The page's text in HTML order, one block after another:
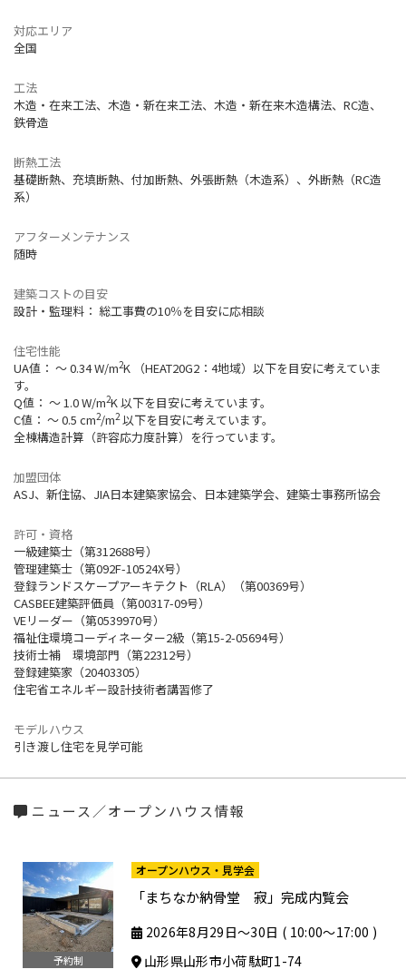
対応エリア
全国
工法
木造・在来工法、木造・新在来工法、木造・新在来木造構法、RC造、
鉄骨造
断熱工法
基礎断熱、充填断熱、付加断熱、外張断熱（木造系）、外断熱（RC造
系）
アフターメンテナンス
随時
建築コストの目安
設計・監理料： 総工事費の10％を目安に応相談
住宅性能
UA値： 〜 0.34 W/m2K （HEAT20G2：4地域）以下を目安に考えていま
す。
Q値： 〜 1.0 W/m2K 以下を目安に考えています。
C値： 〜 0.5 cm2/m2以下を目安に考えています。
全棟構造計算（許容応力度計算）を行っています。
加盟団体
ASJ、新住協、JIA日本建築家協会、日本建築学会、建築士事務所協会
許可・資格
一級建築士（第312688号）
管理建築士（第092F-10524X号）
登録ランドスケープアーキテクト（RLA）（第00369号）
CASBEE建築評価員（第00317-09号）
VEリーダー（第0539970号）
福祉住環境コーディネーター2級（第15-2-05694号）
技術士補 環境部門（第22312号）
登録建築家（20403305）
住宅省エネルギー設計技術者講習修了
モデルハウス
引き渡し住宅を見学可能
ニュース／オープンハウス情報
予約制
オープンハウス・見学会
「まちなか納骨堂 寂」完成内覧会
2026年8月29日〜30日 ( 10:00〜17:00 )
山形県山形市小荷駄町1-74